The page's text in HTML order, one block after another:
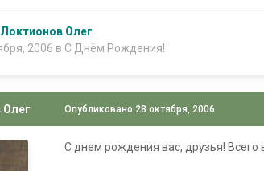
Локтионов Олег
2006 в С Днём Рождения!
Олег Опубликовано 28 октября, 2006
С днем рождения вас, друзья! Всего